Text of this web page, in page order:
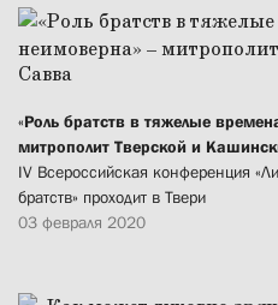
«Роль братств в тяжелые
митрополит Тверской и
IV Всероссийская конференция
братств» проходит в Твери
03 февраля 2020